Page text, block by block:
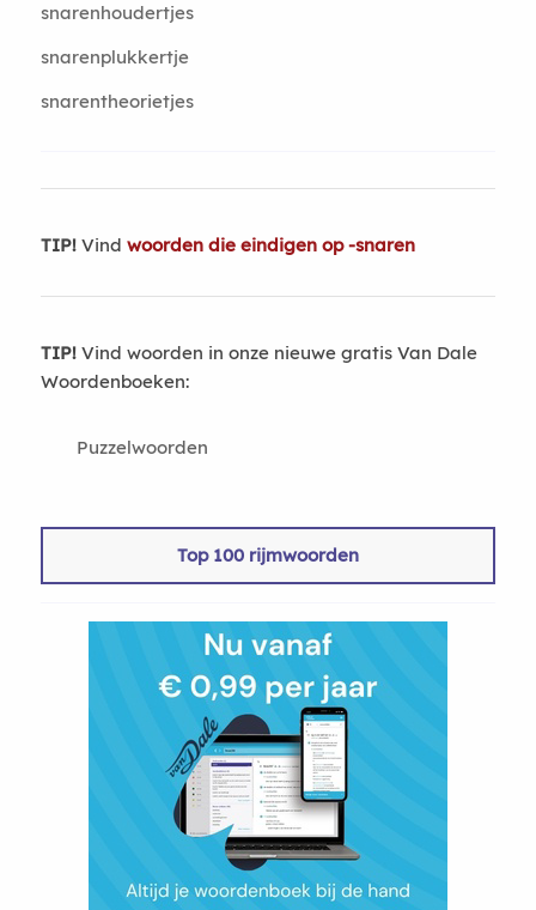
snarenhoudertjes
snarenplukkertje
snarentheorietjes
TIP!Vind woorden die eindigen op -snaren
TIP!Vind woorden in onze nieuwe gratis Van Dale
Woordenboeken:
Puzzelwoorden
Top 100 rijmwoorden